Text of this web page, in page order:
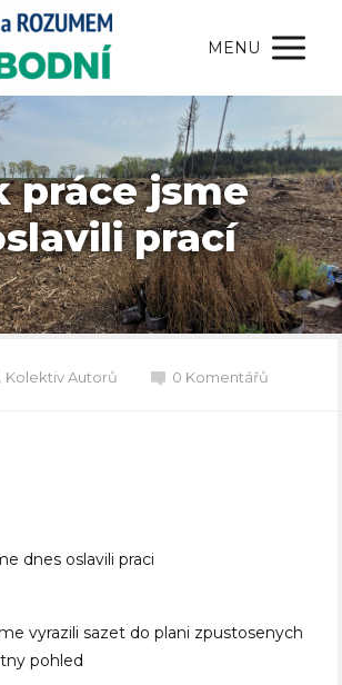
MENU
práce jsme
prací
Kolektiv Autorů 0 Komentářů
dnes oslavili praci
vyrazili sazet do plani zpustosenych
pohled